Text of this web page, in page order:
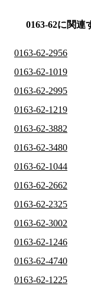
0163-62に関連
0163-62-2956
0163-62-1019
0163-62-2995
0163-62-1219
0163-62-3882
0163-62-3480
0163-62-1044
0163-62-2662
0163-62-2325
0163-62-3002
0163-62-1246
0163-62-4740
0163-62-1225